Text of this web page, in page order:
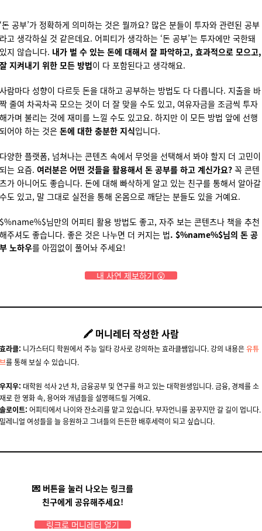
‘돈 공부’가 정확하게 의미하는 것은 뭘까요? 많은 분들이 투자와 관련된 공부
라고 생각하실 것 같은데요. 어피티가 생각하는 ‘돈 공부’는 투자에만 국한돼
있지 않습니다. 내가 벌 수 있는 돈에 대해서 잘 파악하고, 효과적으로 모으고,
잘 지켜내기 위한 모든 방법이 다 포함된다고 생각해요.
사람마다 성향이 다르듯 돈을 대하고 공부하는 방법도 다 다릅니다. 지출을 바
짝 줄여 차곡차곡 모으는 것이 더 잘 맞을 수도 있고, 여유자금을 조금씩 투자
해가며 불리는 것에 재미를 느낄 수도 있고요. 하지만 이 모든 방법 앞에 선행
되어야 하는 것은 돈에 대한 충분한 지식입니다.
다양한 플랫폼, 넘쳐나는 콘텐츠 속에서 무엇을 선택해서 봐야 할지 더 고민이
되는 요즘. 여러분은 어떤 것들을 활용해서 돈 공부를 하고 계신가요? 꼭 콘텐
츠가 아니어도 좋습니다. 돈에 대해 빠삭하게 알고 있는 친구를 통해서 알아갈
수도 있고, 말 그대로 실전을 통해 온몸으로 깨닫는 분들도 있을 거예요.
$%name%$님만의 어피티 활용 방법도 좋고, 자주 보는 콘텐츠나 책을 추천
해주셔도 좋습니다. 좋은 것은 나누면 더 커지는 법. $%name%$님의 돈 공
부 노하우를 아낌없이 풀어놔 주세요!
내 사연 제보하기 😲
🖍 머니레터 작성한 사람
효라클: 니가스터디 학원에서 주능 일타 강사로 강의하는 효라클쌤입니다. 강의 내용은유튜
브를 통해 보실 수 있습니다.
우지우: 대학원 석사 2년 차, 금융공부 및 연구를 하고 있는 대학원생입니다. 금융, 경제를 소
재로 한 영화 속, 용어와 개념들을 설명해드릴 거예요.
솔로이트: 어피티에서 나이와 잔소리를 맡고 있습니다. 부자언니를 꿈꾸지만 갈 길이 멉니다.
밀레니얼 여성들을 늘 응원하고 그녀들의 든든한 배후세력이 되고 싶습니다.
💌 버튼을 눌러 나오는 링크를
친구에게 공유해주세요!
링크로 머니레터 열기